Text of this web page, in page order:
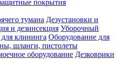
покрытия
тумана Дезустановки и
и дезинсекция Уборочный
клининга Оборудование для
шланги, пистолеты
оборудование Дезковрики